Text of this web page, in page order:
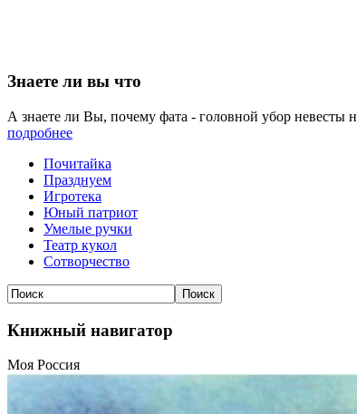
Знаете ли вы что
А знаете ли Вы, почему фата - головной убор невесты
подробнее
Почитайка
Празднуем
Игротека
Юный патриот
Умелые ручки
Театр кукол
Сотворчество
Книжный навигатор
Моя Россия